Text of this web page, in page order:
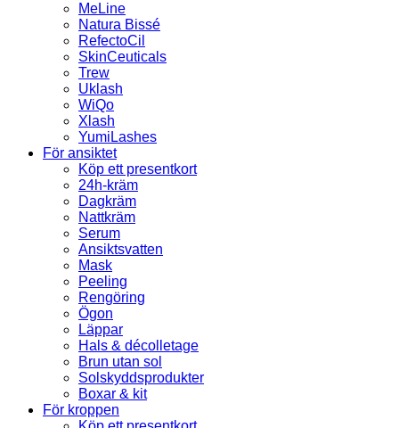
MeLine
Natura Bissé
RefectoCil
SkinCeuticals
Trew
Uklash
WiQo
Xlash
YumiLashes
För ansiktet
Köp ett presentkort
24h-kräm
Dagkräm
Nattkräm
Serum
Ansiktsvatten
Mask
Peeling
Rengöring
Ögon
Läppar
Hals & décolletage
Brun utan sol
Solskyddsprodukter
Boxar & kit
För kroppen